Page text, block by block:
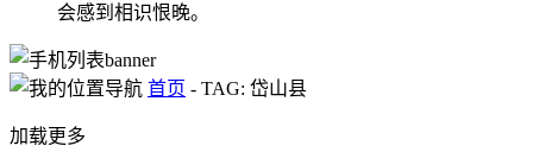
会感到相识恨晚。
首页 - TAG: 岱山县
加载更多